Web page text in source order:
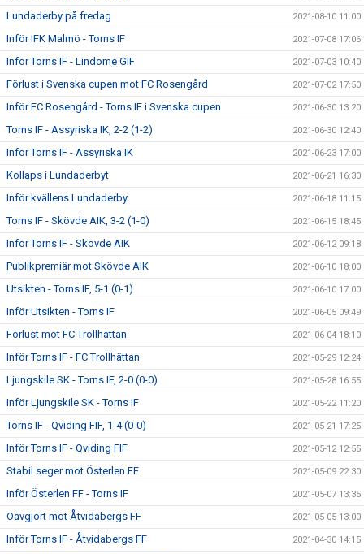
Lundaderby på fredag 2021-08-10 11:00
Inför IFK Malmö - Torns IF 2021-07-08 17:06
Inför Torns IF - Lindome GIF 2021-07-03 10:40
Förlust i Svenska cupen mot FC Rosengård 2021-07-02 17:50
Inför FC Rosengård - Torns IF i Svenska cupen 2021-06-30 13:20
Torns IF - Assyriska IK, 2-2 (1-2) 2021-06-30 12:40
Inför Torns IF - Assyriska IK 2021-06-23 17:00
Kollaps i Lundaderbyt 2021-06-21 16:30
Inför kvällens Lundaderby 2021-06-18 11:15
Torns IF - Skövde AIK, 3-2 (1-0) 2021-06-15 18:45
Inför Torns IF - Skövde AIK 2021-06-12 09:18
Publikpremiär mot Skövde AIK 2021-06-10 18:00
Utsikten - Torns IF, 5-1 (0-1) 2021-06-10 17:00
Inför Utsikten - Torns IF 2021-06-05 09:49
Förlust mot FC Trollhättan 2021-06-04 18:10
Inför Torns IF - FC Trollhättan 2021-05-29 12:24
Ljungskile SK - Torns IF, 2-0 (0-0) 2021-05-28 16:55
Inför Ljungskile SK - Torns IF 2021-05-22 11:20
Torns IF - Qviding FIF, 1-4 (0-0) 2021-05-21 17:25
Inför Torns IF - Qviding FIF 2021-05-12 12:55
Stabil seger mot Österlen FF 2021-05-09 22:30
Inför Österlen FF - Torns IF 2021-05-07 13:35
Oavgjort mot Åtvidabergs FF 2021-05-05 13:00
Inför Torns IF - Åtvidabergs FF 2021-04-30 14:15